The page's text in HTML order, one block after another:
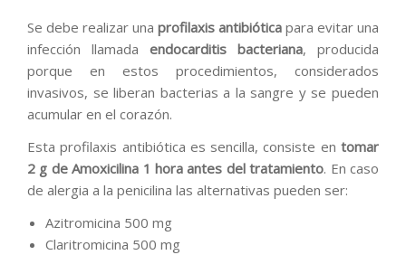
Se debe realizar una profilaxis antibiótica para evitar una
infección llamada endocarditis bacteriana, producida
porque en estos procedimientos, considerados
invasivos, se liberan bacterias a la sangre y se pueden
acumular en el corazón.
Esta profilaxis antibiótica es sencilla, consiste en tomar
2 g de Amoxicilina 1 hora antes del tratamiento. En caso
de alergia a la penicilina las alternativas pueden ser:
Azitromicina 500 mg
Claritromicina 500 mg